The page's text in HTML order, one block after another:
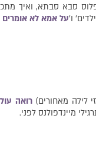
ו׳על אמא לא אומרים
לילה מאחורים)רואה